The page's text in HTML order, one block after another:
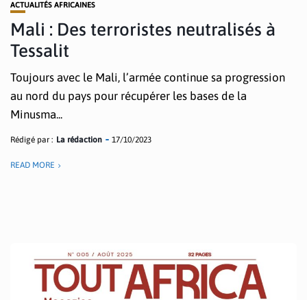
ACTUALITÉS AFRICAINES
Mali : Des terroristes neutralisés à
Tessalit
Toujours avec le Mali, l’armée continue sa progression
au nord du pays pour récupérer les bases de la
Minusma...
Rédigé par : La rédaction 17/10/2023
READ MORE